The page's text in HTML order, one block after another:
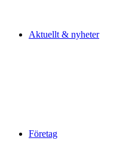
Aktuellt & nyheter
Företag